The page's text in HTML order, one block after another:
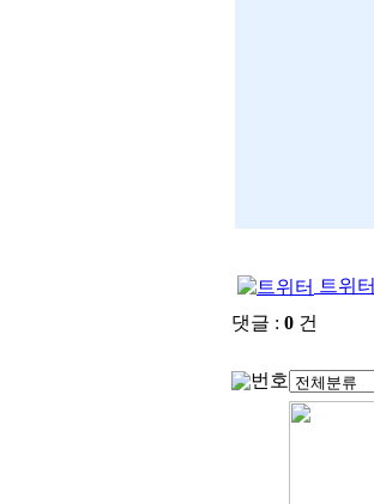
트위터
댓글 : 0 건
번호